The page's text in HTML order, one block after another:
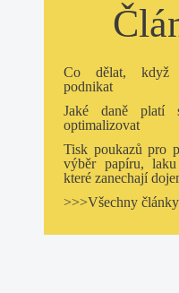
Co dělat, když
podnikat
Jaké daně
optimalizovat
Tisk poukazů pro
výběr papíru,
které zanechají
>>>Všechny články